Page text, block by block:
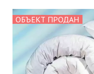
ОБЪЕКТ ПРОДАН